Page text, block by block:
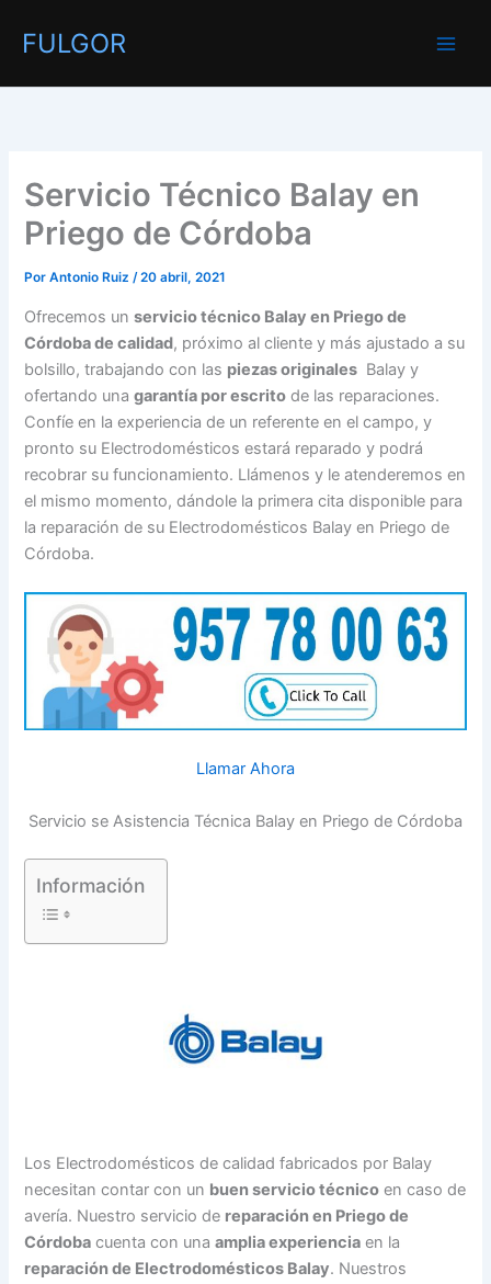
FULGOR
Servicio Técnico Balay en
Priego de Córdoba
PorAntonio Ruiz/20 abril, 2021
Ofrecemos unservicio técnico Balay en Priego de
Córdoba de calidad, próximo al cliente y más ajustado a su
bolsillo, trabajando con las piezas originales Balay y
ofertando unagarantía por escrito de las reparaciones.
Confíe en la experiencia de un referente en el campo, y
pronto su Electrodomésticos estará reparado y podrá
recobrar su funcionamiento. Llámenos y le atenderemos en
el mismo momento, dándole la primera cita disponible para
la reparación de su Electrodomésticos Balay en Priego de
Córdoba.
Llamar Ahora
Servicio se Asistencia Técnica Balay en Priego de Córdoba
Información
Los Electrodomésticos de calidad fabricados por Balay
necesitan contar con un buen servicio técnico en caso de
avería. Nuestro servicio de reparación en Priego de
Córdoba cuenta con unaamplia experiencia en la
reparación de Electrodomésticos Balay. Nuestros